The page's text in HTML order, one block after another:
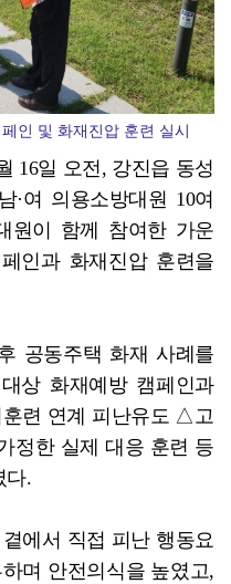
인 및 화재진압 훈련 실시
16일 오전, 강진읍 동성
·여 의용소방대원 10여
원이 함께 참여한 가운
인과 화재진압 훈련을
공동주택 화재 사례를
상 화재예방 캠페인과
련 연계 피난유도 △고
정한 실제 대응 훈련 등
다.
에서 직접 피난 행동요
며 안전의식을 높였고,